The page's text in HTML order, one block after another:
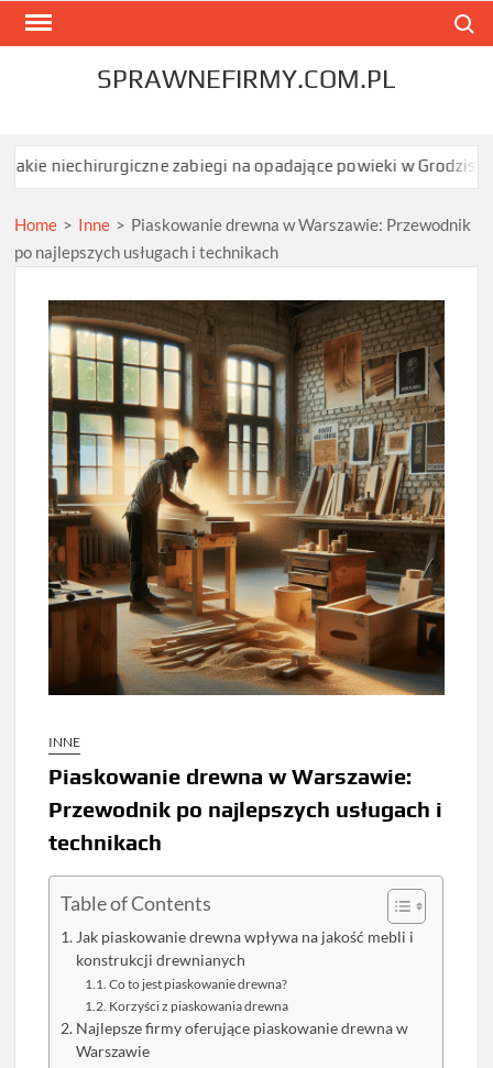
Skip
SPRAWNEFIRMY.COM.PL
zabiegi na opadające powieki w Grodzisku
Home > Inne > Piaskowanie drewna w Warszawie: Przewodnik
po najlepszych usługach i technikach
INNE
Piaskowanie drewna w Warszawie:
Przewodnik po najlepszych usługach i
technikach
Table of Contents
Jak piaskowanie drewna wpływa na jakość mebli i
konstrukcji drewnianych
Co to jest piaskowanie drewna?
Korzyści z piaskowania drewna
Najlepsze firmy oferujące piaskowanie drewna w
Warszawie